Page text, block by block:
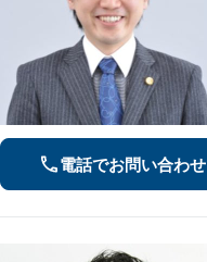
電話でお問い合わせ